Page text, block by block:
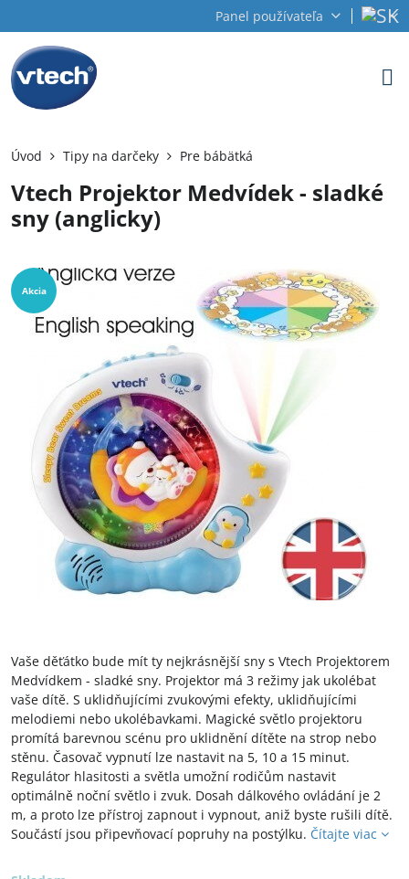
Panel používateľa
Akcia
Úvod Tipy na darčeky Pre bábätká
Vtech Projektor Medvídek - sladké
sny (anglicky)
Vaše děťátko bude mít ty nejkrásnější sny s Vtech Projektorem
Medvídkem - sladké sny. Projektor má 3 režimy jak ukolébat
vaše dítě. S uklidňujícími zvukovými efekty, uklidňujícími
melodiemi nebo ukolébavkami. Magické světlo projektoru
promítá barevnou scénu pro uklidnění dítěte na strop nebo
stěnu. Časovač vypnutí lze nastavit na 5, 10 a 15 minut.
Regulátor hlasitosti a světla umožní rodičům nastavit
optimálně noční světlo i zvuk. Dosah dálkového ovládání je 2
m, a proto lze přístroj zapnout i vypnout, aniž byste rušili dítě.
Součástí jsou připevňovací popruhy na postýlku. Čítajte viac